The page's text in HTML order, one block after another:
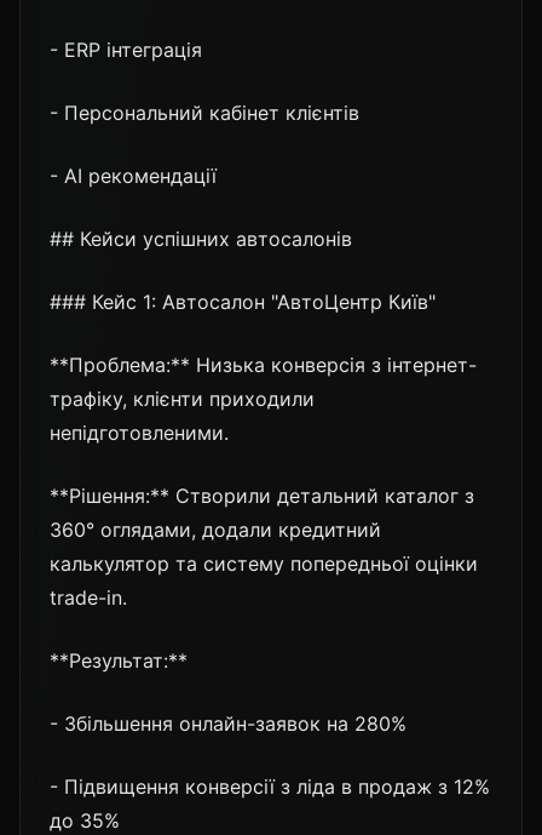
- ERP інтеграція
- Персональний кабінет клієнтів
- AI рекомендації
## Кейси успішних автосалонів
### Кейс 1: Автосалон "АвтоЦентр Київ"
**Проблема:** Низька конверсія з інтернет-
трафіку, клієнти приходили
непідготовленими.
**Рішення:** Створили детальний каталог з
360° оглядами, додали кредитний
калькулятор та систему попередньої оцінки
trade-in.
**Результат:**
- Збільшення онлайн-заявок на 280%
- Підвищення конверсії з ліда в продаж з 12%
до 35%